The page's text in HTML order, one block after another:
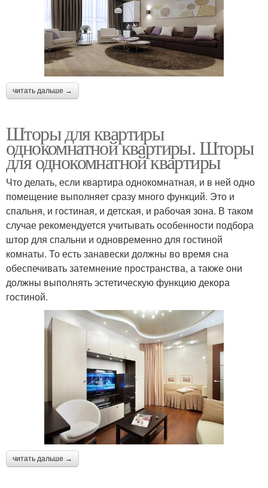
читать дальше →
Шторы для квартиры
однокомнатной квартиры. Шторы
для однокомнатной квартиры
Что делать, если квартира однокомнатная, и в ней одно
помещение выполняет сразу много функций. Это и
спальня, и гостиная, и детская, и рабочая зона. В таком
случае рекомендуется учитывать особенности подбора
штор для спальни и одновременно для гостиной
комнаты. То есть занавески должны во время сна
обеспечивать затемнение пространства, а также они
должны выполнять эстетическую функцию декора
гостиной.
читать дальше →